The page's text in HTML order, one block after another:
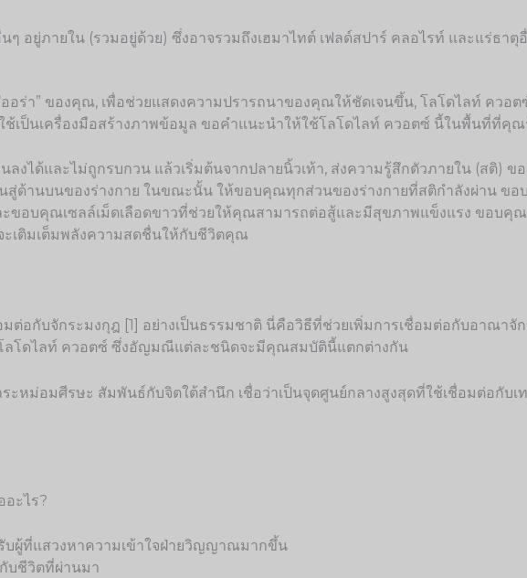
อยู่ภายใน (รวมอยู่ด้วย) ซึ่งอาจรวมถึงเฮมาไทต์ เฟลด์สปาร์ คลอไรท์ และแร่ธา
ร่า” ของคุณ, เพื่อช่วยแสดงความปรารถนาของคุณให้ชัดเจนขึ้น, โลโดไลท์ ควอ
เป็นเครื่องมือสร้างภาพข้อมูล ขอคำแนะนำให้ใช้โลโดไลท์ ควอตซ์ นี้ในพื้นที่ที่คุณ
ได้และไม่ถูกรบกวน แล้วเริ่มต้นจากปลายนิ้วเท้า, ส่งความรู้สึกตัวภายใน (สติ) ข
ด้านบนของร่างกาย ในขณะนั้น ให้ขอบคุณทุกส่วนของร่างกายที่สติกำลังผ่าน
ขอบคุณเซลล์เม็ดเลือดขาวที่ช่วยให้คุณสามารถต่อสู้และมีสุขภาพแข็งแรง ขอบ
เติมเต็มพลังความสดชื่นให้กับชีวิตคุณ
มต่อกับจักระมงกุฎ [1] อย่างเป็นธรรมชาติ นี่คือวิธีที่ช่วยเพิ่มการเชื่อมต่อกับอาณ
โดไลท์ ควอตซ์ ซึ่งอัญมณีแต่ละชนิดจะมีคุณสมบัตินี้แตกต่างกัน
ะหม่อมศีรษะ สัมพันธ์กับจิตใต้สำนึก เชื่อว่าเป็นจุดศูนย์กลางสูงสุดที่ใช้เชื่อมต่อกับเท
ะไร?
บผู้ที่แสวงหาความเข้าใจฝ่ายวิญญาณมากขึ้น
บชีวิตที่ผ่านมา